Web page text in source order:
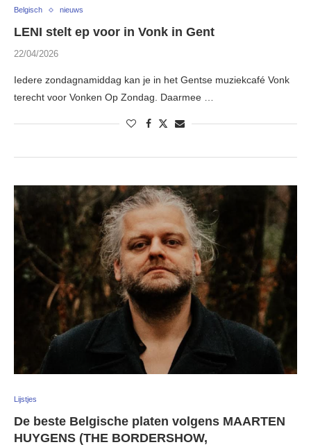
Belgisch nieuws
LENI stelt ep voor in Vonk in Gent
22/04/2026
Iedere zondagnamiddag kan je in het Gentse muziekcafé Vonk
terecht voor Vonken Op Zondag. Daarmee …
Lijstjes
De beste Belgische platen volgens MAARTEN
HUYGENS (THE BORDERSHOW,